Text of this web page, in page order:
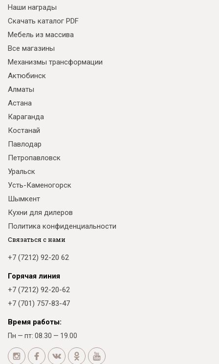
Наши награды
Скачать каталог PDF
Мебель из массива
Все магазины
Механизмы трансформации
Актюбинск
Алматы
Астана
Караганда
Костанай
Павлодар
Петропавловск
Уральск
Усть-Каменогорск
Шымкент
Кухни для дилеров
Политика конфиденциальности
Связаться с нами
+7 (7212) 92-20 62
Горячая линия
+7 (7212) 92-20-62
+7 (701) 757-83-47
Время работы:
Пн — пт: 08.30 — 19.00